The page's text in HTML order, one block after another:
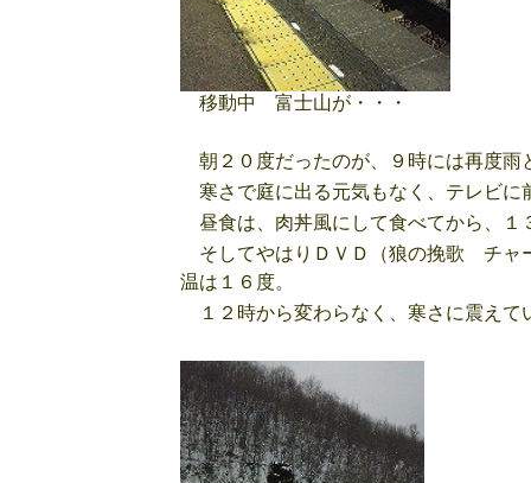
移動中 富士山が・・・
朝２０度だったのが、９時には再度雨
寒さで庭に出る元気もなく、テレビに
昼食は、肉丼風にして食べてから、１
そしてやはりＤＶＤ（狼の挽歌 チャ
温は１６度。
１２時から変わらなく、寒さに震えて